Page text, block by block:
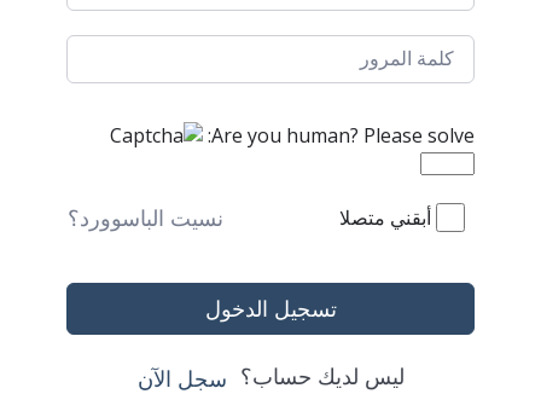
Are you human? Please solve:
أبقني متصلا نسيت الباسوورد؟
تسجيل الدخول
ليس لديك حساب؟ سجل الآن